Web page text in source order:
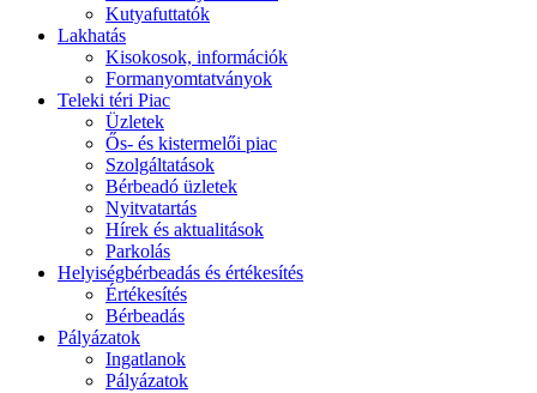
Kutyafuttatók
Lakhatás
Kisokosok, információk
Formanyomtatványok
Teleki téri Piac
Üzletek
Ős- és kistermelői piac
Szolgáltatások
Bérbeadó üzletek
Nyitvatartás
Hírek és aktualitások
Parkolás
Helyiségbérbeadás és értékesítés
Értékesítés
Bérbeadás
Pályázatok
Ingatlanok
Pályázatok